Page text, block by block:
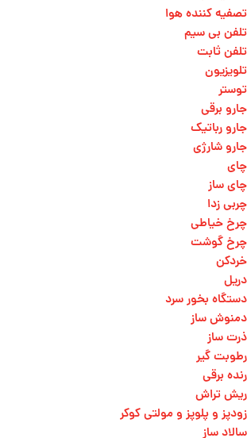
تصفیه کننده هوا
تلفن بی سیم
تلفن ثابت
تلویزیون
توستر
جارو برقی
جارو رباتیک
جارو شارژی
چای
چای ساز
چربی زدا
چرخ خیاطی
چرخ گوشت
خردکن
دریل
دستگاه بخور سرد
دمنوش ساز
ذرت ساز
رطوبت گیر
رنده برقی
ریش تراش
زودپز و پلوپز و مولتی کوکر
سالاد ساز